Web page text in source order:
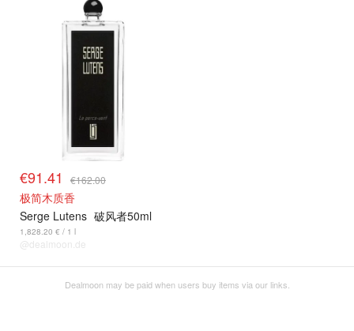
€91.41 €162.00
极简木质香
Serge Lutens 破风者50ml
1,828.20 € / 1 l
@dealmoon.de
Dealmoon may be paid when users buy items via our links.